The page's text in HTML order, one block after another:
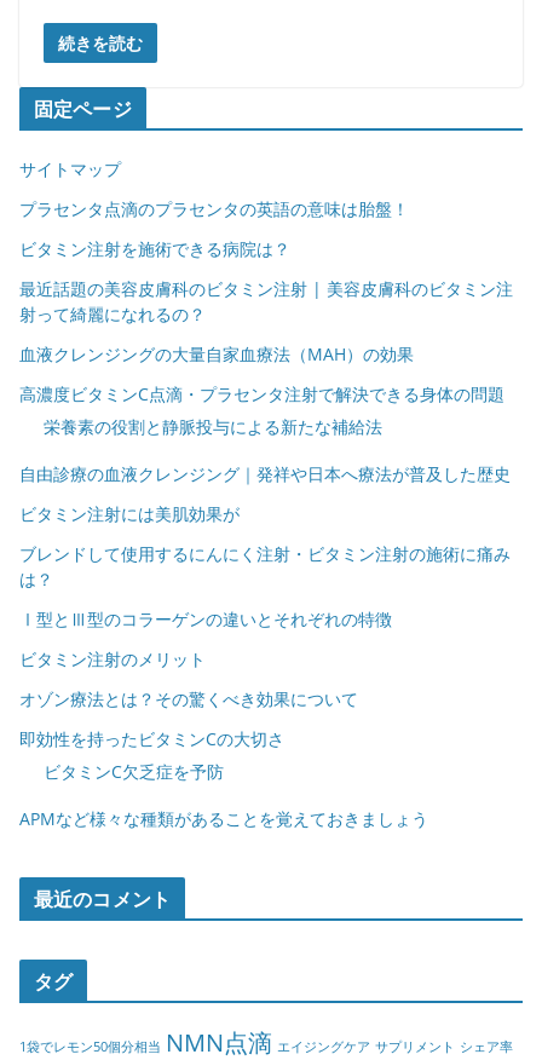
続きを読む
固定ページ
サイトマップ
プラセンタ点滴のプラセンタの英語の意味は胎盤！
ビタミン注射を施術できる病院は？
最近話題の美容皮膚科のビタミン注射 | 美容皮膚科のビタミン注
射って綺麗になれるの？
血液クレンジングの大量自家血療法（MAH）の効果
高濃度ビタミンC点滴・プラセンタ注射で解決できる身体の問題
栄養素の役割と静脈投与による新たな補給法
自由診療の血液クレンジング｜発祥や日本へ療法が普及した歴史
ビタミン注射には美肌効果が
ブレンドして使用するにんにく注射・ビタミン注射の施術に痛み
は？
Ⅰ型とⅢ型のコラーゲンの違いとそれぞれの特徴
ビタミン注射のメリット
オゾン療法とは？その驚くべき効果について
即効性を持ったビタミンCの大切さ
ビタミンC欠乏症を予防
APMなど様々な種類があることを覚えておきましょう
最近のコメント
タグ
1袋でレモン50個分相当 NMN点滴 エイジングケア サプリメント シェア率